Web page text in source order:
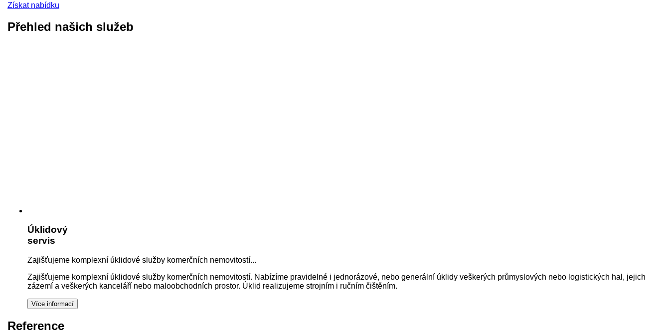
Získat nabídku
Přehled našich služeb
Úklidový
servis
Zajišťujeme komplexní úklidové služby komerčních nemovitostí...
Zajišťujeme komplexní úklidové služby komerčních nemovitostí. Nabízíme pravidelné i jednorázové, nebo generální úklidy veškerých průmyslových nebo logistických hal, jejich
zázemí a veškerých kanceláří nebo maloobchodních prostor. Úklid realizujeme strojním i ručním čištěním.
Reference